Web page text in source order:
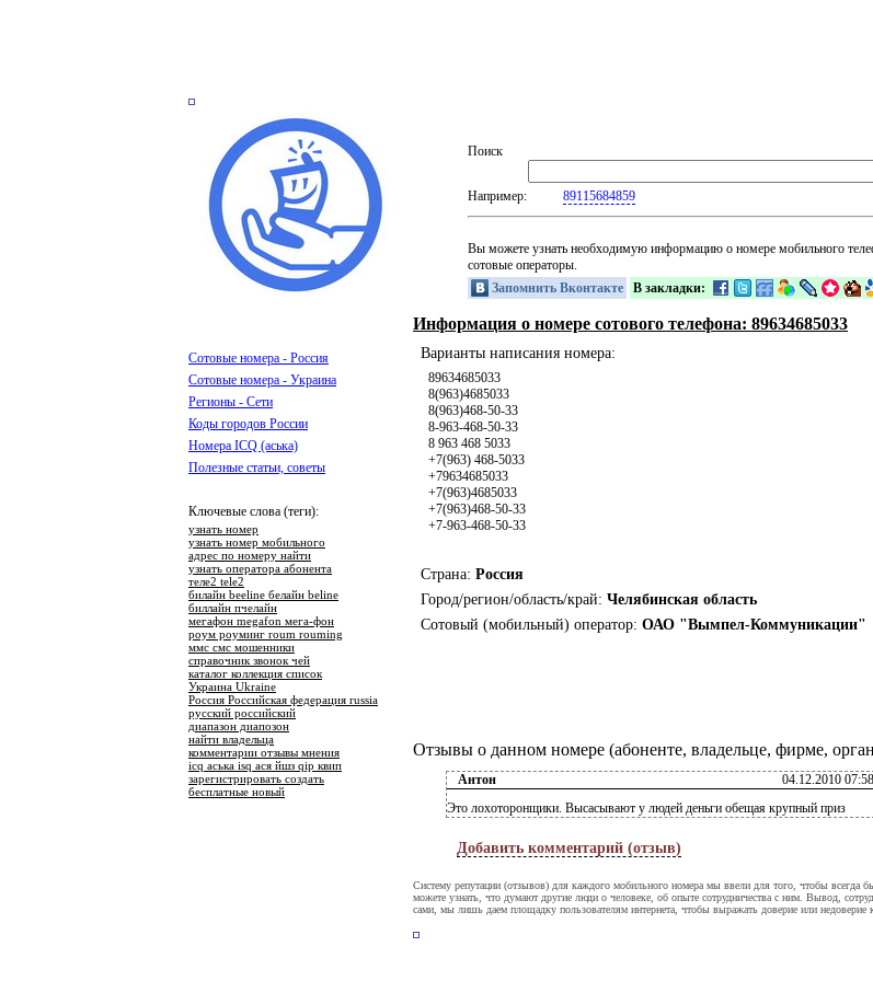
Сотовые номера - Россия
Сотовые номера - Украина
Регионы - Сети
Коды городов России
Номера ICQ (аська)
Полезные статьи, советы
Ключевые слова (теги):
узнать номер
узнать номер мобильного
адрес по номеру найти
узнать оператора абонента
теле2 tele2
билайн beeline белайн beline
биллайн пчелайн
мегафон megafon мега-фон
роум роуминг roum rouming
ммс смс мошенники
справочник звонок чей
каталог коллекция список
Украина Ukraine
Россия Российская федерация russia
русский российский
диапазон диапозон
найти владельца
комментарии отзывы мнения
icq аська isq ася йшз qip квип
зарегистрировать создать
бесплатные новый
Поиск
Например: 89115684859
Вы можете узнать необходимую информацию о номере мобильного
сотовые операторы.
Запомнить Вконтакте
В закладки:
Информация о номере сотового телефона: 89634685033
Варианты написания номера:
89634685033
8(963)4685033
8(963)468-50-33
8-963-468-50-33
8 963 468 5033
+7(963) 468-5033
+79634685033
+7(963)4685033
+7(963)468-50-33
+7-963-468-50-33
Страна: Россия
Город/регион/область/край: Челябинская область
Сотовый (мобильный) оператор: ОАО "Вымпел-Коммуникации"
Отзывы о данном номере (абоненте, владельце, фирме,
Антон
04.12.2010 07:58
Это лохоторонщики. Высасывают у людей деньги обещая крупный приз
Добавить комментарий (отзыв)
Систему репутации (отзывов) для каждого мобильного номера мы ввели для того, чтобы всегда
можете узнать, что думают другие люди о человеке, об опыте сотрудничества с ним. Вывод,
сами, мы лишь даем площадку пользователям интернета, чтобы выражать доверие или недоверие